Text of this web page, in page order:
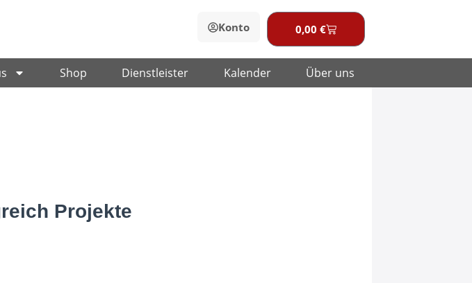
Konto 0,00 €Warenkorb
Shop Dienstleister Kalender Über uns
Projekte